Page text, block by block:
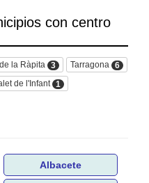
con centro
la Ràpita 3 Tarragona
6
de l'Infant 1
Albacete